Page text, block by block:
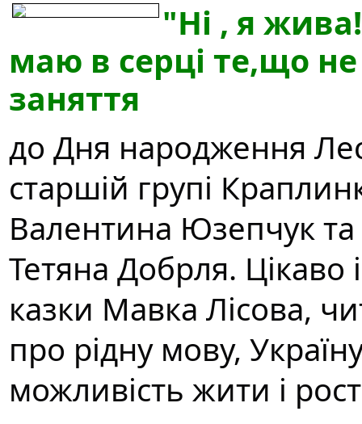
"Ні , я
маю в серці те,що
заняття
до Дня народження
старшій групі
Валентина Юзепчук та
Тетяна Добрля. Цікаво
казки Мавка Лісова,
про рідну мову,
можливість жити і